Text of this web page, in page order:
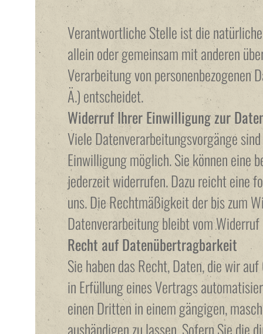
Verantwortliche Stelle ist die
allein oder gemeinsam mit anderen
Verarbeitung von personenbezogenen
Ä.) entscheidet.
Widerruf Ihrer Einwilligung zur
Viele Datenverarbeitungsvorgänge
Einwilligung möglich. Sie können eine
jederzeit widerrufen. Dazu reicht eine
uns. Die Rechtmäßigkeit der bis zum
Datenverarbeitung bleibt vom
Recht auf Datenübertragbarkeit
Sie haben das Recht, Daten, die wir
in Erfüllung eines Vertrags
einen Dritten in einem gängigen,
aushändigen zu lassen. Sofern Sie die